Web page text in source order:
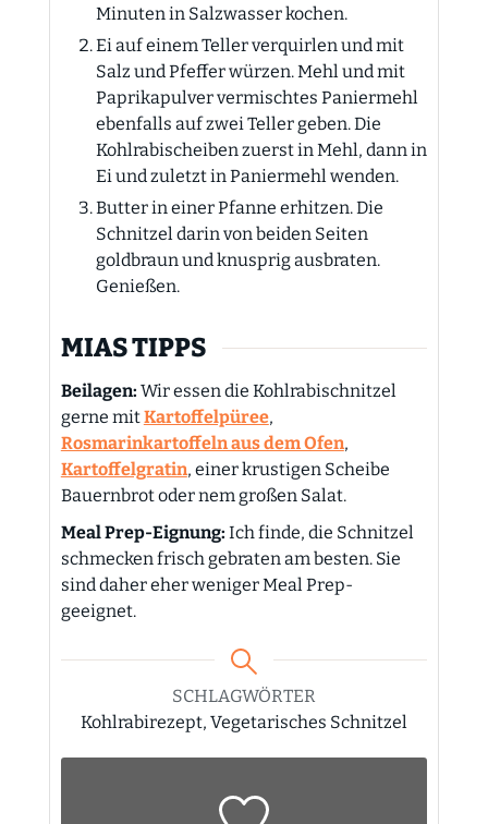
Minuten in Salzwasser kochen.
Ei auf einem Teller verquirlen und mit
Salz und Pfeffer würzen. Mehl und mit
Paprikapulver vermischtes Paniermehl
ebenfalls auf zwei Teller geben. Die
Kohlrabischeiben zuerst in Mehl, dann in
Ei und zuletzt in Paniermehl wenden.
Butter in einer Pfanne erhitzen. Die
Schnitzel darin von beiden Seiten
goldbraun und knusprig ausbraten.
Genießen.
MIAS TIPPS
Beilagen: Wir essen die Kohlrabischnitzel
gerne mitKartoffelpüree,
Rosmarinkartoffeln aus dem Ofen,
Kartoffelgratin, einer krustigen Scheibe
Bauernbrot oder nem großen Salat.
Meal Prep-Eignung: Ich finde, die Schnitzel
schmecken frisch gebraten am besten. Sie
sind daher eher weniger Meal Prep-
geeignet.
SCHLAGWÖRTER
Kohlrabirezept, Vegetarisches Schnitzel